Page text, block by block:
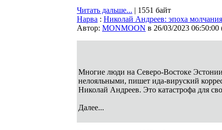
Читать дальше... | 1551 байт
Нарва : Николай Андреев: эпоха
Автор: MONMOON в 26/03/2023 06:50:00
Многие люди на Северо-Востоке Эстонии
нелояльными, пишет ида-вируский
Николай Андреев. Это катастрофа для
Далее...